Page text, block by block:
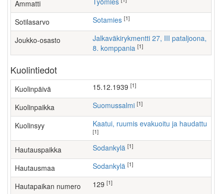
Ammatti
Sotilasarvo Sotamies [1]
Joukko-osasto
Jalkaväkirykmentti 27, III pataljoona,
8. komppania [1]
Kuolintiedot
Kuolinpäivä 15.12.1939 [1]
Kuolinpaikka Suomussalmi [1]
Kuolinsyy Kaatui, ruumis evakuoitu ja haudattu
[1]
Hautauspaikka Sodankylä [1]
Hautausmaa Sodankylä [1]
Hautapaikan numero 129 [1]